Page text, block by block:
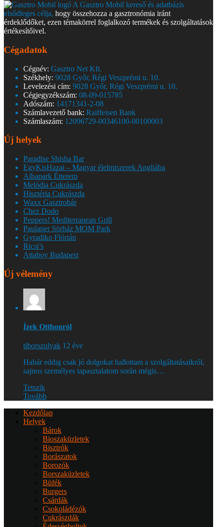
A Gasztro Mobil kereső és adatbázis
elsődleges célja, hogy összehozza a gasztronómia iránt
érdeklődőket, ezen témakörrel foglalkozó termékek és szolgáltatások
értékesítőivel.
Cégadatok
Cégnév: Gasztro Net Kft.
Székhely: 9028 Győr, Régi Veszprémi u. 10.
Levelezési cím: 9028 Győr, Régi Veszprémi u. 10.
Cégjegyzékszám: 08-09-015785
Adószám: 14171341-2-08
Számlavezető bank: Raiffeisen Bank
Számlaszám: 12096729-00346100-00100003
Új helyek
Paradise Shisha Bar
EgyKisHazai – Magyar élelmiszerek Angliába
Albapark Étterem
Melódia Cukrászda
Hisztéria Cukrászda
Waxx Gasztrobár
Chez Dodo
Peppers! Mediterranean Grill
Paulaner Sörház MOM Park
Gyradiko Flórián
Ricsi’s
Attaboy Budapest
Új vélemény
Ízek Otthonról
tiborszulyak 12 éve
Habár eddig csak jó dolgokat hallottam a szolgáltatásaikról,
sajnos személyes tapasztalatom során mégis…
Tetszik
Tovább
Kezdőlap
Helyek
Bárok
Bioszaküzletek
Bisztrók
Borászatok
Borozók
Borszaküzletek
Büfék
Burgers
Csárdák
Csokoládézók
Cukrászdák